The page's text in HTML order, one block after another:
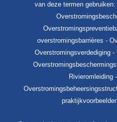
van deze termen
overstromingsbarrières -
Overstromingsverdediging
Rivieromleiding